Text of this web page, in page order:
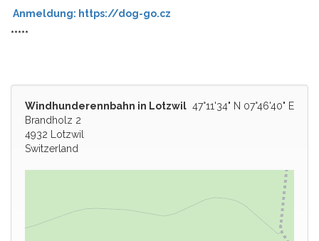
Anmeldung: https://dog-go.cz
*****
47°11'34" N 07°46'40" E
Windhunderennbahn in Lotzwil
Brandholz 2
4932 Lotzwil
Switzerland